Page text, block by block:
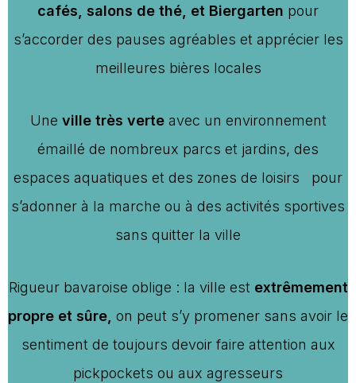
cafés, salons de thé, et Biergarten pour
s’accorder des pauses agréables et apprécier les
meilleures bières locales
Une ville très verteavec un environnement
émaillé de nombreux parcs et jardins, des
espaces aquatiques et des zones de loisirs pour
s’adonner à la marche ou à des activités sportives
sans quitter la ville
Rigueur bavaroise oblige : la ville est extrêmement
propre et sûre, on peut s’y promener sans avoir le
sentiment de toujours devoir faire attention aux
pickpockets ou aux agresseurs